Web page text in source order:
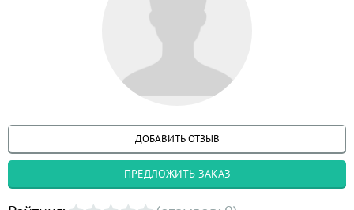
ДОБАВИТЬ ОТЗЫВ
ПРЕДЛОЖИТЬ ЗАКАЗ